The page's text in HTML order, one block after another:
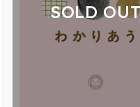
SOLD